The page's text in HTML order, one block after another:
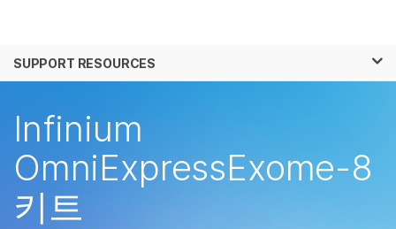
솔루션
회사
지원
SUPPORT RESOURCES
Infinium
OmniExpressExome-8
키트
보다 관련성이 높은 콘텐츠를 확인하실 수 있
습니다. 주요 관심 분야를 선택해 주세요:
암 연구
미생물학 연구
농업유전체학 연구
복합 질환 연구
유전 및 희귀 질환 연
구